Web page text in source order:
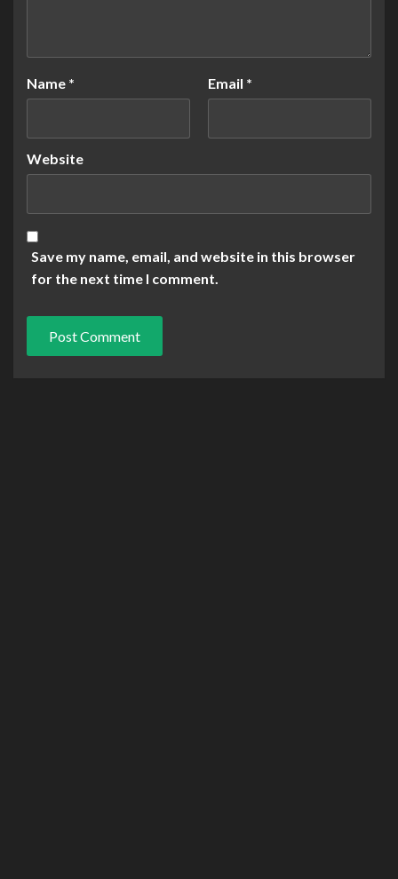
Name * Email *
Website
Save my name, email, and website in this browser
for the next time I comment.